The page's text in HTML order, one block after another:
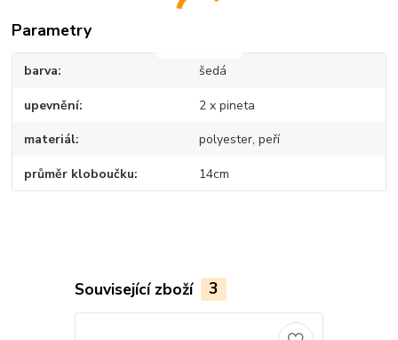
Parametry
barva šedá
upevnění 2 x pineta
materiál polyester, peří
průměr kloboučku 14cm
Související zboží 3